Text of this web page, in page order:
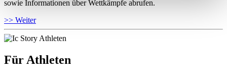
sowie Informationen über Wettkämpfe abrufen.
>> Weiter
Für Athleten